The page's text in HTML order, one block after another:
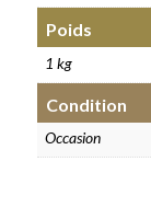
Poids
1 kg
Condition
Occasion